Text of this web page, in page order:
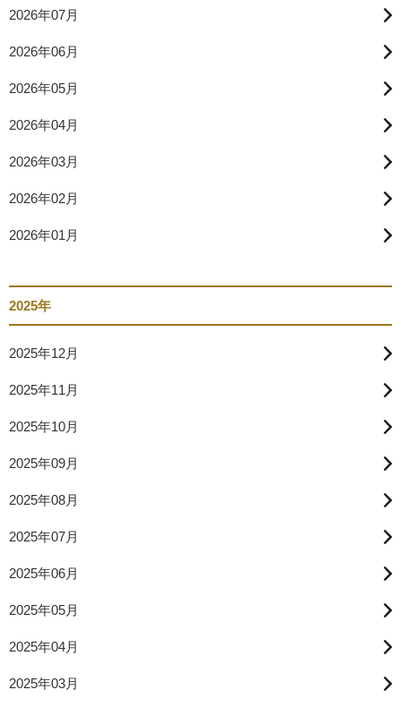
2026年07月
2026年06月
2026年05月
2026年04月
2026年03月
2026年02月
2026年01月
2025年
2025年12月
2025年11月
2025年10月
2025年09月
2025年08月
2025年07月
2025年06月
2025年05月
2025年04月
2025年03月